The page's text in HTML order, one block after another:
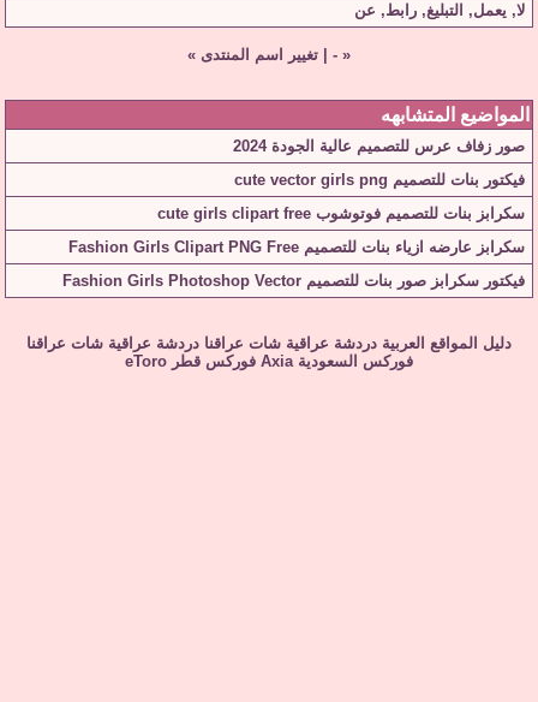
لا, يعمل, التبليغ, رابط, عن
«
- تغيير اسم المنتدى »
المواضيع المتشابهه
صور زفاف عرس للتصميم عالية الجودة 2024
فيكتور بنات للتصميم cute vector girls png
سكرابز بنات للتصميم فوتوشوب cute girls clipart free
سكرابز عارضه ازياء بنات للتصميم Fashion Girls Clipart PNG Free
فيكتور سكرابز صور بنات للتصميم Fashion Girls Photoshop Vector
دليل المواقع العربية دردشة عراقية شات عراقنا دردشة عراقية شات عراقنا
فوركس السعودية Axia فوركس قطر eToro